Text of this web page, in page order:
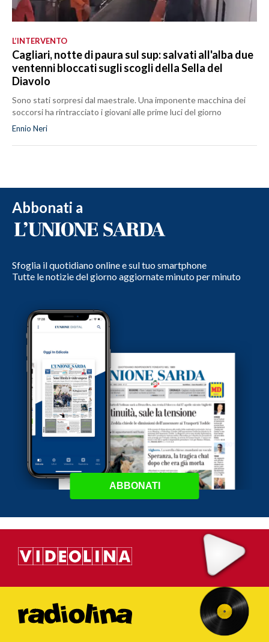
L’INTERVENTO
Cagliari, notte di paura sul sup: salvati all'alba due
ventenni bloccati sugli scogli della Sella del
Diavolo
Sono stati sorpresi dal maestrale. Una imponente macchina dei
soccorsi ha rintracciato i giovani alle prime luci del giorno
Ennio Neri
Abbonati a
Sfoglia il quotidiano online e sul tuo smartphone
Tutte le notizie del giorno aggiornate minuto per minuto
ABBONATI